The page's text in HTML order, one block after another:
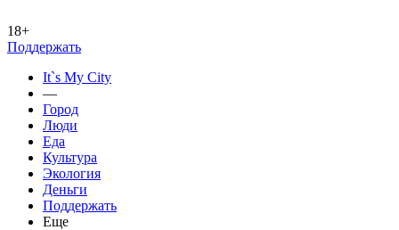
18+
Поддержать
It`s My City
—
Город
Люди
Еда
Культура
Экология
Деньги
Поддержать
Еще